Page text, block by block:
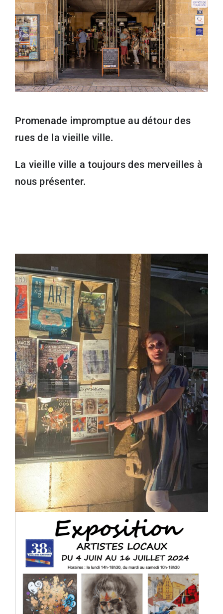
Promenade impromptue au détour des
rues de la vieille ville.
La vieille ville a toujours des merveilles à
nous présenter.